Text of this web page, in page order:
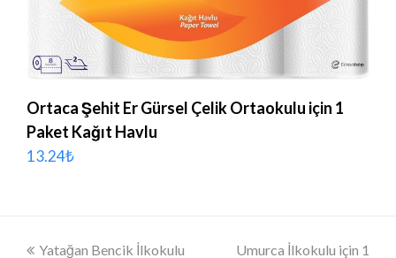
Ortaca Şehit Er Gürsel Çelik Ortaokulu için 1
Paket Kağıt Havlu
13.24₺
Önceki
Yatağan Bencik İlkokulu next
Umurca İlkokulu için 1